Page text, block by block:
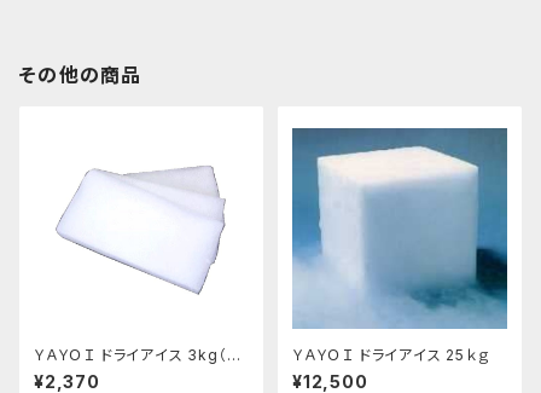
その他の商品
ＹＡＹＯＩ ドライアイス 3kg（出
荷時4kg弱） おすすめ
¥2,370
ＹＡＹＯＩ ドライアイス 25ｋｇ
¥12,500